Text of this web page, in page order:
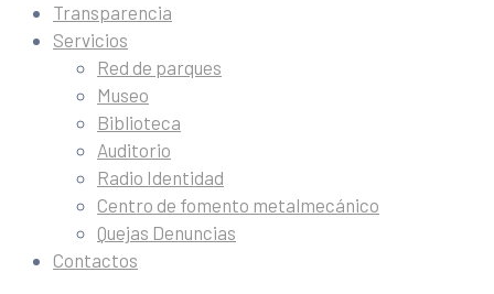
Transparencia
Servicios
Red de parques
Museo
Biblioteca
Auditorio
Radio Identidad
Centro de fomento metalmecánico
Quejas Denuncias
Contactos